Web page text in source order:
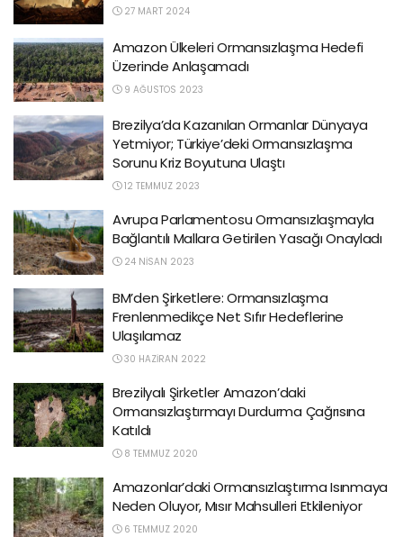
27 MART 2024
Amazon Ülkeleri Ormansızlaşma Hedefi
Üzerinde Anlaşamadı
9 AĞUSTOS 2023
Brezilya’da Kazanılan Ormanlar Dünyaya
Yetmiyor; Türkiye’deki Ormansızlaşma
Sorunu Kriz Boyutuna Ulaştı
12 TEMMUZ 2023
Avrupa Parlamentosu Ormansızlaşmayla
Bağlantılı Mallara Getirilen Yasağı Onayladı
24 NISAN 2023
BM’den Şirketlere: Ormansızlaşma
Frenlenmedikçe Net Sıfır Hedeflerine
Ulaşılamaz
30 HAZIRAN 2022
Brezilyalı Şirketler Amazon’daki
Ormansızlaştırmayı Durdurma Çağrısına
Katıldı
8 TEMMUZ 2020
Amazonlar’daki Ormansızlaştırma Isınmaya
Neden Oluyor, Mısır Mahsulleri Etkileniyor
6 TEMMUZ 2020